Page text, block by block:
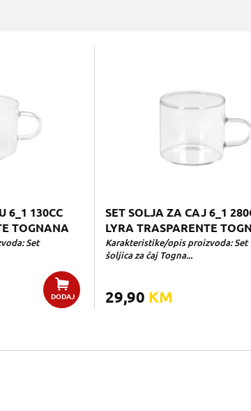
6_1 130CC
TOGNANA
Set
DODAJ
SET SOLJA ZA CAJ 6_1
LYRA TRASPARENTE
Karakteristike/opis proizvoda: Set
šoljica za čaj Togna...
29,90 KM